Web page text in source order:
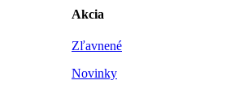
Akcia
Zľavnené
Novinky